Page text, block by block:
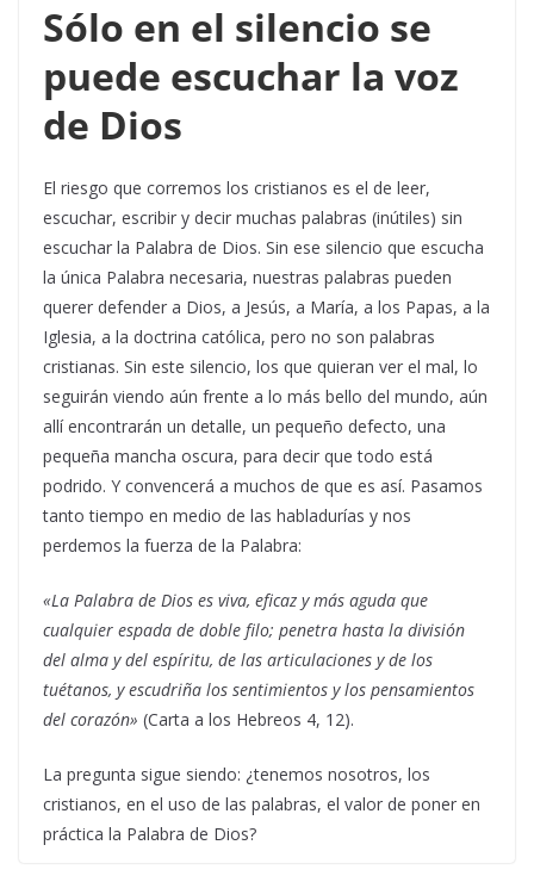
Sólo en el silencio se
puede escuchar la voz
de Dios
El riesgo que corremos los cristianos es el de leer,
escuchar, escribir y decir muchas palabras (inútiles) sin
escuchar la Palabra de Dios. Sin ese silencio que escucha
la única Palabra necesaria, nuestras palabras pueden
querer defender a Dios, a Jesús, a María, a los Papas, a la
Iglesia, a la doctrina católica, pero no son palabras
cristianas. Sin este silencio, los que quieran ver el mal, lo
seguirán viendo aún frente a lo más bello del mundo, aún
allí encontrarán un detalle, un pequeño defecto, una
pequeña mancha oscura, para decir que todo está
podrido. Y convencerá a muchos de que es así. Pasamos
tanto tiempo en medio de las habladurías y nos
perdemos la fuerza de la Palabra:
«La Palabra de Dios es viva, eficaz y más aguda que
cualquier espada de doble filo; penetra hasta la división
del alma y del espíritu, de las articulaciones y de los
tuétanos, y escudriña los sentimientos y los pensamientos
del corazón» (Carta a los Hebreos 4, 12).
La pregunta sigue siendo: ¿tenemos nosotros, los
cristianos, en el uso de las palabras, el valor de poner en
práctica la Palabra de Dios?